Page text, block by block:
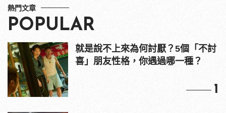
熱門文章
POPULAR
就是說不上來為何討厭？5個「不討
喜」朋友性格，你遇過哪一種？
1